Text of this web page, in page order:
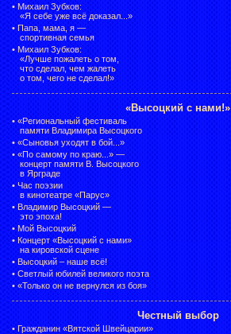
• Михаил Зубков:
«Я себе уже всё доказал...»
• Папа, мама, я —
спортивная семья
• Михаил Зубков:
«Лучше пожалеть о том,
что сделал, чем жалеть
о том, чего не сделал!»
«Высоцкий с нами!»
• «Региональный фестиваль
памяти Владимира Высоцкого
• «Сыновья уходят в бой...»
• «По самому по краю...» —
концерт памяти В. Высоцкого
в Ярграде
• Час поэзии
в кинотеатре «Парус»
• Владимир Высоцкий —
это эпоха!
• Мой Высоцкий
• Концерт «Высоцкий с нами»
на кировской сцене
• Высоцкий – наше всё!
• Светлый юбилей великого поэта
• «Только он не вернулся из боя»
Честный выбор
• Гражданин «Вятской Швейцарии»